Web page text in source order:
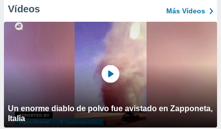
Vídeos Más Vídeos
Un enorme diablo de polvo fue avistado en Zapponeta,
Italia